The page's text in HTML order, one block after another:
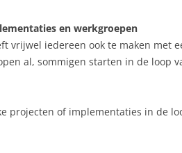
en werkgroepen
vrijwel iedereen ook te maken met
al, sommigen starten in de loop
projecten of implementaties in de